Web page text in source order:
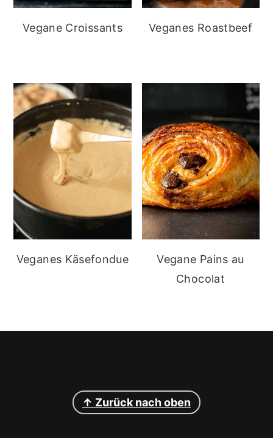
Vegane Croissants Veganes Roastbeef
Veganes Käsefondue
Vegane Pains au
Chocolat
↑ Zurück nach oben